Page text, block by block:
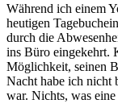
Während ich einem
heutigen
durch die
ins Büro eingekehrt.
Möglichkeit, seinen
Nacht habe ich nicht
war. Nichts, was